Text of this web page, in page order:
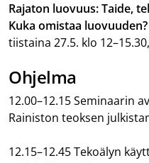
Rajaton luovuus: Taide,
Kuka omistaa luovuuden?
tiistaina 27.5. klo
Ohjelma
12.00–12.15 Seminaarin
Rainiston teoksen
12.15–12.45 Tekoälyn